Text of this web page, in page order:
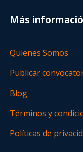
Más
Quienes Somos
Publicar
Blog
Términos y
Políticas de